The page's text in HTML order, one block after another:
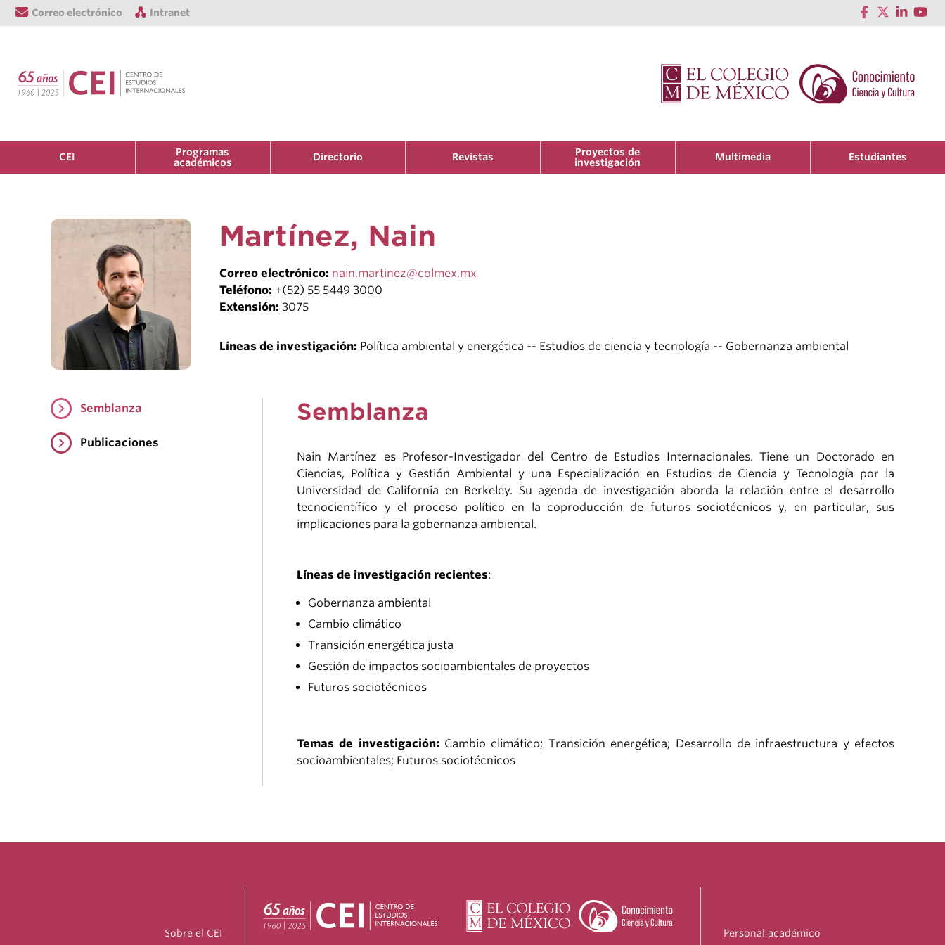
Correo electrónico Intranet
CEI
Programas
académicos
Directorio Revistas
Proyectos de
investigación
Multimedia Estudiantes
Martínez, Nain
Correo electrónico: nain.martinez@colmex.mx
Teléfono: +(52) 55 5449 3000
Extensión: 3075
Líneas de investigación: Política ambiental y energética -- Estudios de ciencia y tecnología -- Gobernanza ambiental
Semblanza
Publicaciones
Semblanza
Nain Martínez es Profesor-Investigador del Centro de Estudios Internacionales. Tiene un Doctorado en
Ciencias, Política y Gestión Ambiental y una Especialización en Estudios de Ciencia y Tecnología por la
Universidad de California en Berkeley. Su agenda de investigación aborda la relación entre el desarrollo
tecnocientífico y el proceso político en la coproducción de futuros sociotécnicos y, en particular, sus
implicaciones para la gobernanza ambiental.
Líneas de investigación recientes:
Gobernanza ambiental
Cambio climático
Transición energética justa
Gestión de impactos socioambientales de proyectos
Futuros sociotécnicos
Temas de investigación: Cambio climático; Transición energética; Desarrollo de infraestructura y efectos
socioambientales; Futuros sociotécnicos
Sobre el CEI Personal académico